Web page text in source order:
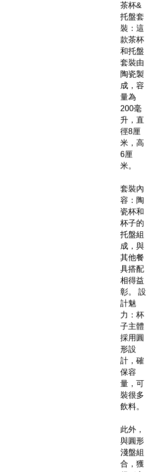
茶杯&
托盤套
裝：這
款茶杯
和托盤
套裝由
陶瓷製
成，容
量為
200毫
升，直
徑8厘
米，高
6厘
米。
套裝內
容：陶
瓷杯和
杯子的
托盤組
成，與
其他餐
具搭配
相得益
彰。 設
計魅
力：杯
子主體
採用圓
形設
計，確
保容
量，可
裝很多
飲料。
此外，
與圓形
淺盤組
合，獲